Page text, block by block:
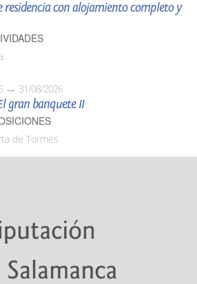
residencia con alojamiento completo y
31/08/2026
gran banquete II
de Tormes